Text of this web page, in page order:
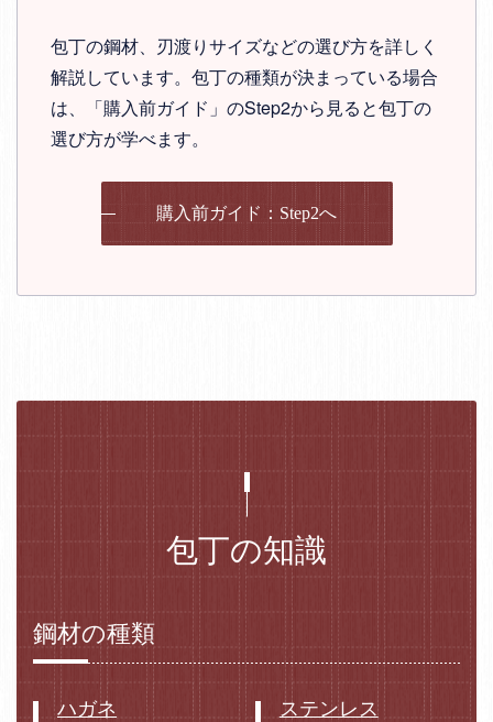
包丁の鋼材、刃渡りサイズなどの選び方を詳しく
解説しています。包丁の種類が決まっている場合
は、「購入前ガイド」のStep2から見ると包丁の
選び方が学べます。
購入前ガイド：Step2へ
包丁の知識
鋼材の種類
ハガネ ステンレス